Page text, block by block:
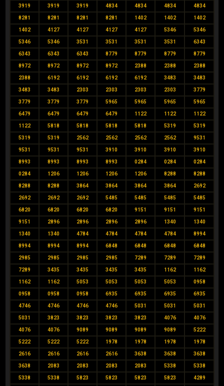
3919 3919 3919 4834 4834 4834 4834
8281 8281 8281 8281 1402 1402 1402
1402 4127 4127 4127 4127 5346 5346
5346 5346 3531 3531 3531 3531 6343
6343 6343 6343 8779 8779 8779 8779
8972 8972 8972 8972 2388 2388 2388
2388 6192 6192 6192 6192 3483 3483
3483 3483 2303 2303 2303 2303 3779
3779 3779 3779 5965 5965 5965 5965
6479 6479 6479 6479 1122 1122 1122
1122 5818 5818 5818 5818 5319 5319
5319 5319 2562 2562 2562 2562 9531
9531 9531 9531 3910 3910 3910 3910
8993 8993 8993 8993 0284 0284 0284
0284 1206 1206 1206 1206 8288 8288
8288 8288 3864 3864 3864 3864 2692
2692 2692 2692 5485 5485 5485 5485
6820 6820 6820 6820 9151 9151 9151
9151 2896 2896 2896 2896 1340 1340
1340 1340 4784 4784 4784 4784 8994
8994 8994 8994 6848 6848 6848 6848
2985 2985 2985 2985 7289 7289 7289
7289 3435 3435 3435 3435 1162 1162
1162 1162 5053 5053 5053 5053 0958
0958 0958 0958 6935 6935 6935 6935
4746 4746 4746 4746 5031 5031 5031
5031 3823 3823 3823 3823 4076 4076
4076 4076 9089 9089 9089 9089 5222
5222 5222 5222 1978 1978 1978 1978
2616 2616 2616 2616 3638 3638 3638
3638 2083 2083 2083 2083 5338 5338
5338 5338 5823 5823 5823 5823 4289